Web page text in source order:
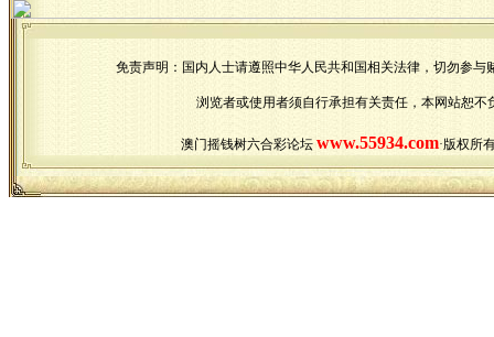
免责声明：国内人士请遵照中华人民共和国相关法律，切勿参
浏览者或使用者须自行承担有关责任，本网站恕
澳门摇钱树六合彩论坛 www.55934.com·版权所